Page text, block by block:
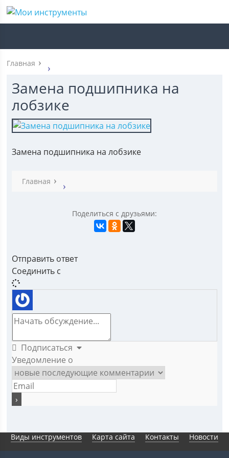
Главная
Замена подшипника на
лобзике
Замена подшипника на лобзике
Главная
Поделиться с друзьями:
Отправить ответ
Соединить с
Подписаться
Уведомление о
Виды инструментов Карта сайта Контакты Новости